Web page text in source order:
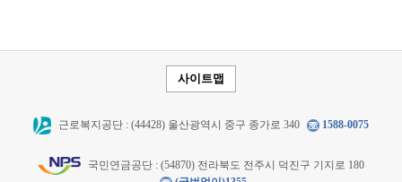
사이트맵
근로복지공단 : (44428) 울산광역시 중구 종가로 340 1588-0075
국민연금공단 : (54870) 전라북도 전주시 덕진구 기지로 180